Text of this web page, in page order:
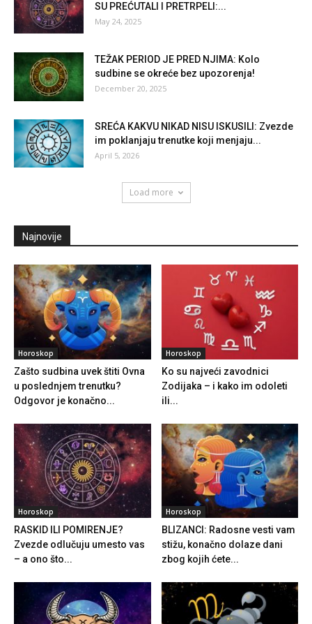
SU PREĆUTALI I PRETRPELI:...
May 24, 2025
TEŽAK PERIOD JE PRED NJIMA: Kolo
sudbine se okreće bez upozorenja!
December 20, 2025
SREĆA KAKVU NIKAD NISU ISKUSILI: Zvezde
im poklanjaju trenutke koji menjaju...
April 5, 2026
Load more
Najnovije
Horoskop
Zašto sudbina uvek štiti Ovna
u poslednjem trenutku?
Odgovor je konačno...
Horoskop
Ko su najveći zavodnici
Zodijaka – i kako im odoleti
ili...
Horoskop
RASKID ILI POMIRENJE?
Zvezde odlučuju umesto vas
– a ono što...
Horoskop
BLIZANCI: Radosne vesti vam
stižu, konačno dolaze dani
zbog kojih ćete...